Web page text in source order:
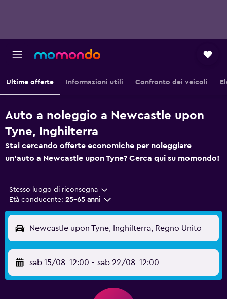
Ultime offerte Informazioni utili Confronto dei veicoli
Auto a noleggio a Newcastle upon
Tyne, Inghilterra
Stai cercando offerte economiche per noleggiare
un'auto a Newcastle upon Tyne? Cerca qui su momondo!
Stesso luogo di riconsegna
Età conducente: 25-65 anni
Newcastle upon Tyne, Inghilterra, Regno Unito
sab 15/08 12:00 - sab 22/08 12:00